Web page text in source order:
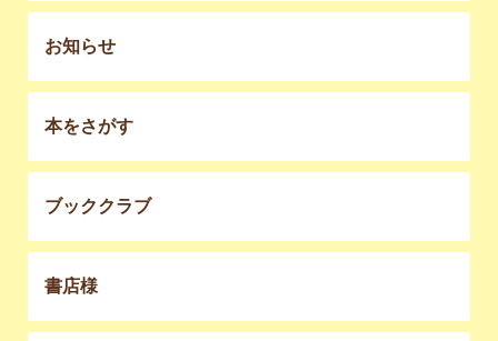
お知らせ
本をさがす
ブッククラブ
書店様